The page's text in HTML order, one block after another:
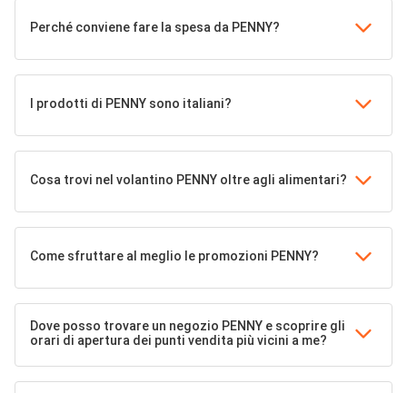
Perché conviene fare la spesa da PENNY?
I prodotti di PENNY sono italiani?
Cosa trovi nel volantino PENNY oltre agli alimentari?
Come sfruttare al meglio le promozioni PENNY?
Dove posso trovare un negozio PENNY e scoprire gli
orari di apertura dei punti vendita più vicini a me?